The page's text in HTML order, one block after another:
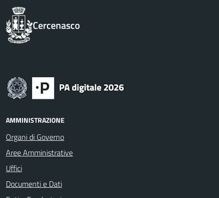
Cercenasco
AMMINISTRAZIONE
Organi di Governo
Aree Amministrative
Uffici
Documenti e Dati